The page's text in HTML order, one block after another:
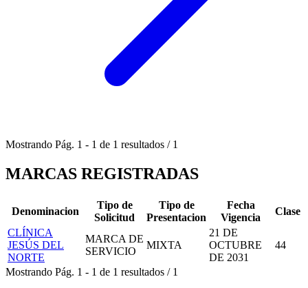
Mostrando Pág. 1 - 1 de 1 resultados / 1
MARCAS REGISTRADAS
Denominacion
Tipo de
Solicitud
Tipo de
Presentacion
Fecha
Vigencia
Clase
CLÍNICA
JESÚS DEL
NORTE
MARCA DE
SERVICIO
MIXTA
21 DE
OCTUBRE
DE 2031
44
Mostrando Pág. 1 - 1 de 1 resultados / 1